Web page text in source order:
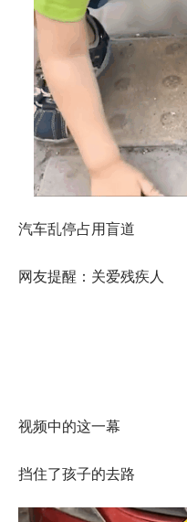
汽车乱停占用盲道
网友提醒：关爱残疾人
视频中的这一幕
挡住了孩子的去路